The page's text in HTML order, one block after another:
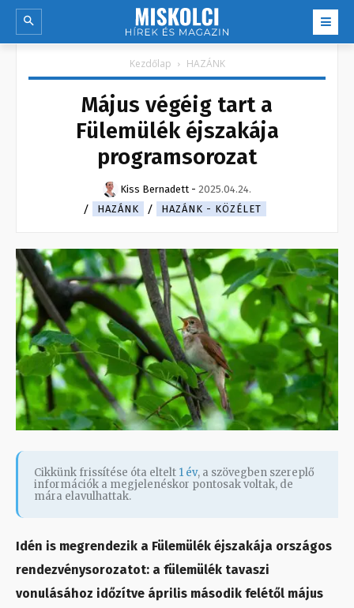
Kezdőlap HAZÁNK
Május végéig tart a
Fülemülék éjszakája
programsorozat
Kiss Bernadett - 2025.04.24.
HAZÁNK
HAZÁNK - KÖZÉLET
Cikkünk frissítése óta eltelt 1 év, a szövegben szereplő
információk a megjelenéskor pontosak voltak, de
mára elavulhattak.
Idén is megrendezik a Fülemülék éjszakája országos
rendezvénysorozatot: a fülemülék tavaszi
vonulásához időzítve április második felétől május